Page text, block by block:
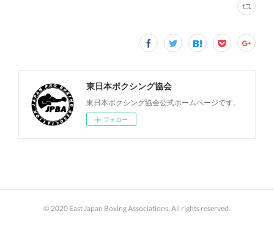
東日本ボクシング協会
東日本ボクシング協会公式ホームページです。
フォロー
© 2020 East Japan Boxing Associations, All rights reserved.